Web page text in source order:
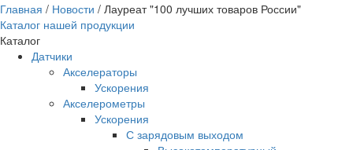
Главная / Новости / Лауреат "100 лучших товаров России"
Каталог нашей продукции
Каталог
Датчики
Акселераторы
Ускорения
Акселерометры
Ускорения
С зарядовым выходом